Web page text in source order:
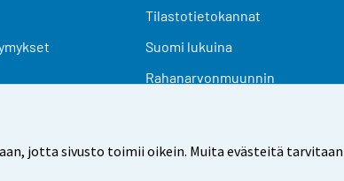
jotta sivusto toimii oikein. Muita evästeitä
Tilastotietokannat
Suomi lukuina
Rahanarvonmuunnin